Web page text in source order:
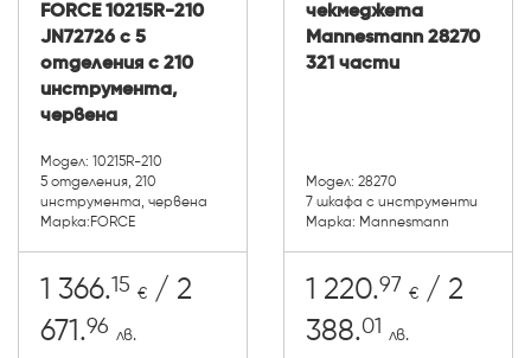
FORCE 10215R-210
JN72726 с 5
отделения с 210
инструмента,
червена
Модел: 10215R-210
5 отделения, 210
инструмента, червена
Марка:FORCE
1 366.15 € / 2
671.96 лв.
чекмеджета
Mannesmann 28270
321 части
Модел: 28270
7 шкафа с инструменти
Марка: Mannesmann
1 220.97 € / 2
388.01 лв.